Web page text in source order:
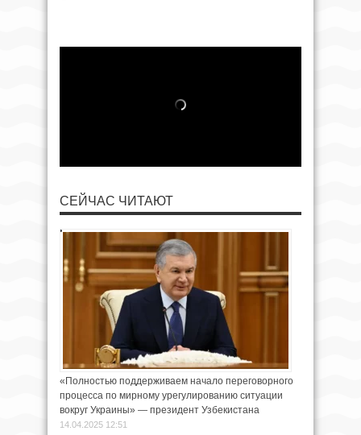
СЕЙЧАС ЧИТАЮТ
«Полностью поддерживаем начало переговорного
процесса по мирному урегулированию ситуации
вокруг Украины» — президент Узбекистана
14.04.2025 12:51